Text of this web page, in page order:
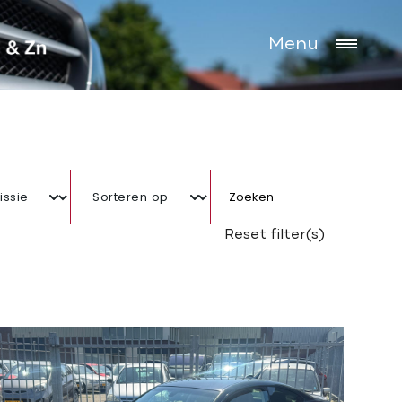
Menu
Zoeken
Reset filter(s)